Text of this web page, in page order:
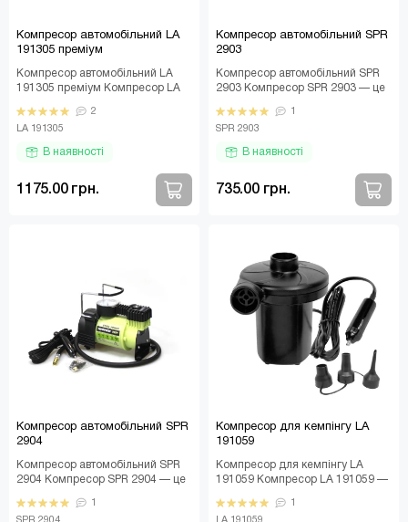
Компресор автомобільний LA
191305 преміум
Компресор автомобільний LA
191305 преміум Компресор LA
надійний 12-вольтови..
2
LA 191305
В наявності
1175.00 грн.
Компресор автомобільний SPR
2903
Компресор автомобільний SPR
2903 Компресор SPR 2903 — це
автовласника,..
1
SPR 2903
В наявності
735.00 грн.
Компресор автомобільний SPR
2904
Компресор автомобільний SPR
2904 Компресор SPR 2904 — це
аксесуар, який поєдн..
1
SPR 2904
Компресор для кемпінгу LA
191059
Компресор для кемпінгу LA
191059 Компресор LA 191059 —
пристрій, призначений..
1
LA 191059